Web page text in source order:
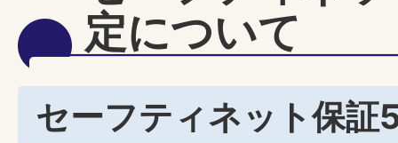
定について
セーフティネット保証